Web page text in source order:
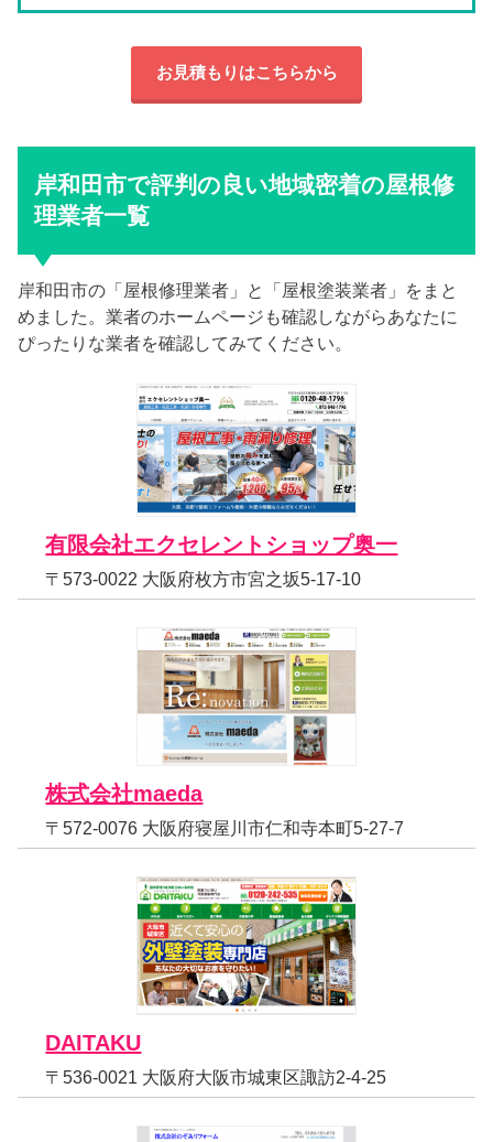
お見積もりはこちらから
岸和田市で評判の良い地域密着の屋根修
理業者一覧
岸和田市の「屋根修理業者」と「屋根塗装業者」をまと
めました。業者のホームページも確認しながらあなたに
ぴったりな業者を確認してみてください。
有限会社エクセレントショップ奥一
〒573-0022 大阪府枚方市宮之坂5-17-10
株式会社maeda
〒572-0076 大阪府寝屋川市仁和寺本町5-27-7
DAITAKU
〒536-0021 大阪府大阪市城東区諏訪2-4-25